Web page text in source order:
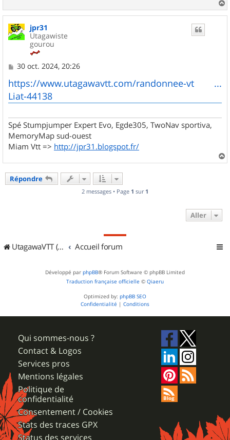
a
u
jpr31
Utagawiste
gourou
M
s
s
a
g
30 oct. 2024, 20:26
https://www.utagawavtt.com/randonnee-vt ...
Liat-44138
Spé Stumpjumper Expert Evo, Egde305, TwoNav sportiva,
MemoryMap sud-ouest
Miam Vtt => http://jpr31.blogspot.fr/
a
Répondre
2 messages • Page 1 sur 1
Aller
UtagawaVTT (Randos VTT et VTTAE avec traces GPS) Accueil forum
Développé par phpBB® Forum Software © phpBB Limited
Traduction française officielle © Qiaeru
Optimized by: phpBB SEO
Confidentialité | Conditions
Qui sommes-nous ?
Contact & Logos
Services pros
Mentions légales
Politique de
confidentialité
Consentement / Cookies
Stats des traces GPX
Status des services